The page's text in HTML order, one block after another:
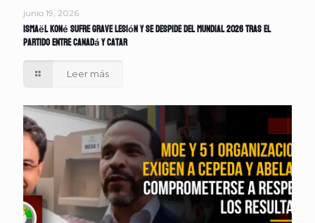
junio 19, 2026
Ismaël Koné sufre grave lesión y se despide del Mundial 2026 tras el
partido entre Canadá y Catar
Leer más